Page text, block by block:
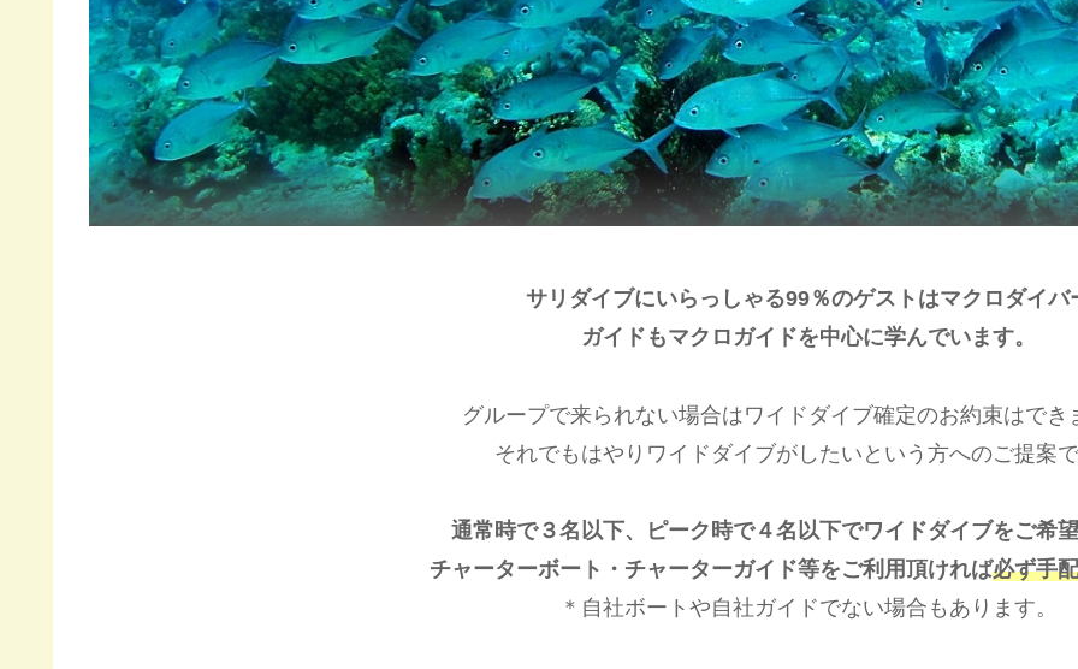
サリダイブにいらっしゃる99％のゲストはマクロダイバ
ガイドもマクロガイドを中心に学んでいます。
グループで来られない場合はワイドダイブ確定のお約束はでき
それでもはやりワイドダイブがしたいという方へのご提案
通常時で３名以下、ピーク時で４名以下でワイドダイブをご希
チャーターボート・チャーターガイド等をご利用頂ければ必ず手
＊自社ボートや自社ガイドでない場合もあります。